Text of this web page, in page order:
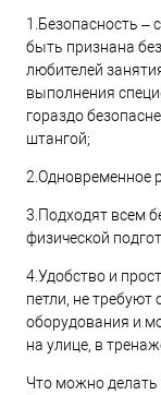
1.Безопасность –
быть признана
любителей
выполнения
гораздо
штангой;
2.Одновременное
3.Подходят всем
физической
4.Удобство и
петли, не требуют
оборудования и
на улице, в
Что можно делать